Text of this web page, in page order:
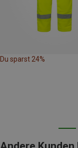
Du sparst 24%